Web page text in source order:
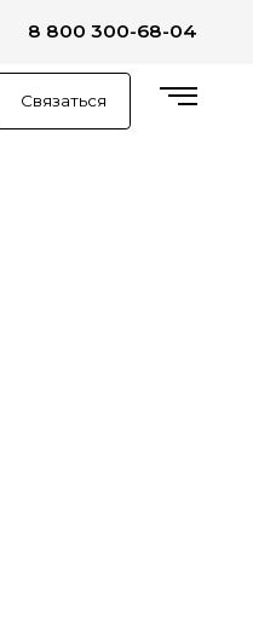
8 800 300-68-04
Связаться